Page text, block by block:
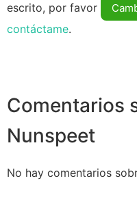
escrito, por favor
contáctame.
Comentarios
Nunspeet
No hay comentarios